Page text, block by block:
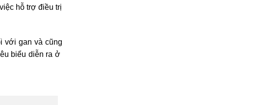
hỗ trợ điều trị
với gan và cũng
biểu diễn ra ở